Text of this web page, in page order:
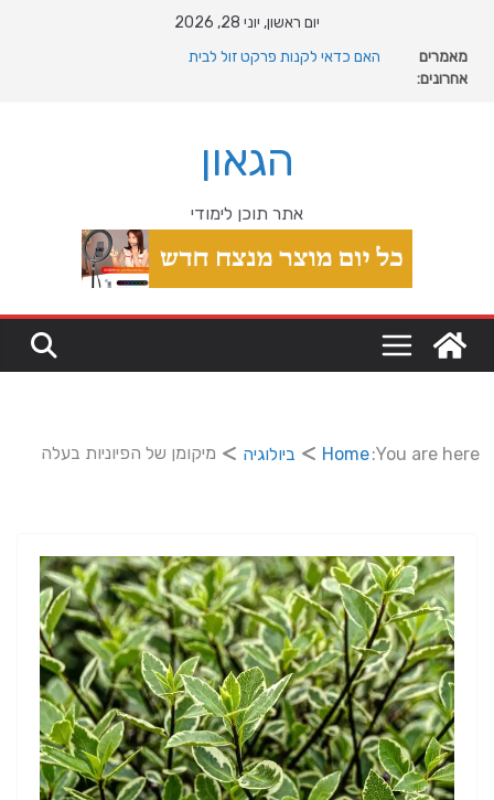
content
יום ראשון, יוני 28, 2026
מאמרים
אחרונים:
האם כדאי לקנות פרקט זול לבית
מה רוצה דונאלד טראמפ מגרינלנד: מהיסטוריה ויקינגית
הגאון
אתר תוכן לימודי
You are here:
Home ביולוגיה מיקומן של הפיוניות בעלה